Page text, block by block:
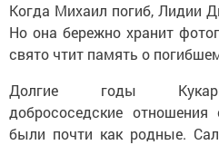
Когда Михаил погиб, Лидии
Но она бережно хранит
свято чтит память о
Долгие годы
добрососедские
были почти как родные.